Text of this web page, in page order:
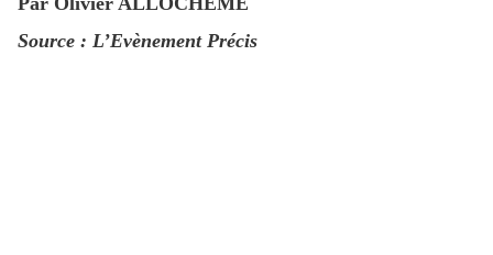
Source : L’Evènement Précis